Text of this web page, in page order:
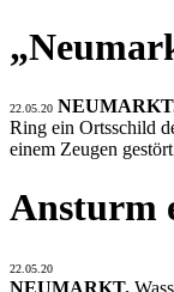
22.05.20
Ring ein Ortsschild
einem Zeugen
Ansturm
22.05.20
NEUMARKT.